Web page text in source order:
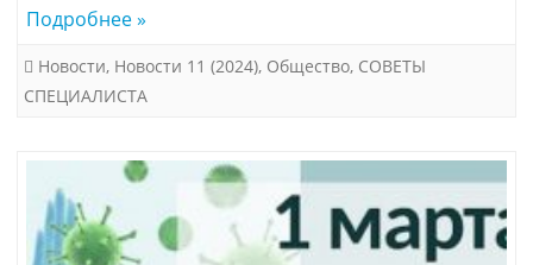
Подробнее »
Новости, Новости 11 (2024), Общество, СОВЕТЫ
СПЕЦИАЛИСТА